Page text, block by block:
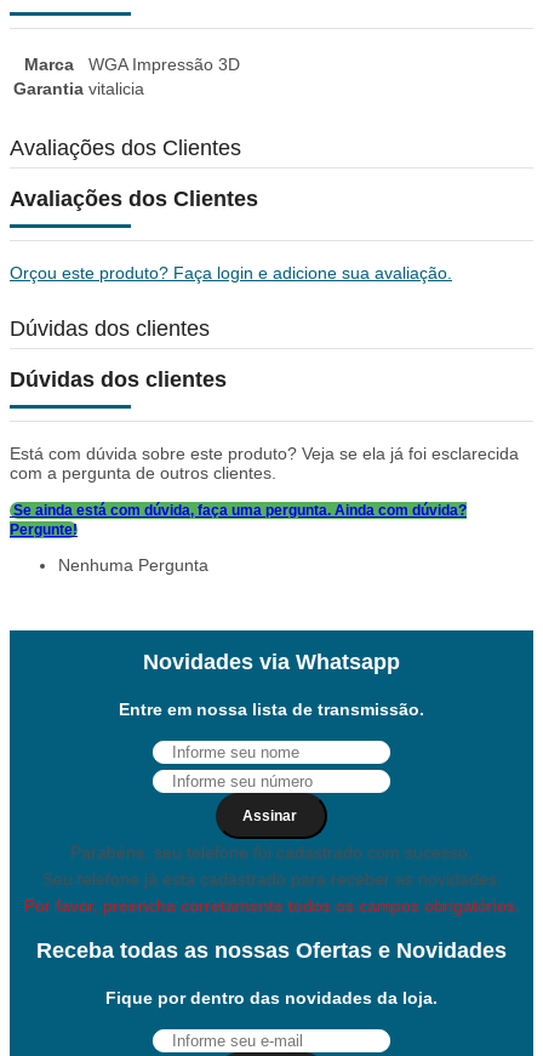
Marca
WGA Impressão 3D
Garantia vitalicia
Avaliações dos Clientes
Avaliações dos Clientes
Orçou este produto? Faça login e adicione sua avaliação.
Dúvidas dos clientes
Dúvidas dos clientes
Está com dúvida sobre este produto? Veja se ela já foi esclarecida
com a pergunta de outros clientes.
Se ainda está com dúvida, faça uma pergunta. Ainda com dúvida?
Pergunte!
Nenhuma Pergunta
Novidades via Whatsapp
Entre em nossa lista de transmissão.
Assinar
Parabéns, seu telefone foi cadastrado com sucesso.
Seu telefone já está cadastrado para receber as novidades.
Por favor, preencha corretamente todos os campos obrigatórios.
Receba todas as nossas Ofertas e Novidades
Fique por dentro das novidades da loja.